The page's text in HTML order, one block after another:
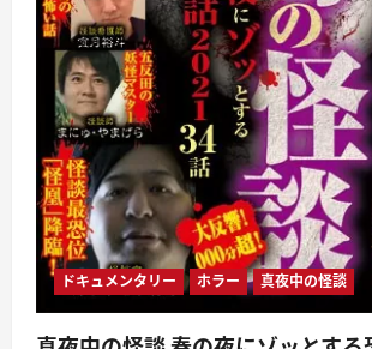
ドキュメンタリー ホラー 真夜中の怪談